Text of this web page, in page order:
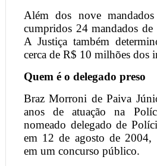
Além dos nove
cumpridos 24 mandados de
A Justiça também
cerca de R$ 10 milhões dos
Quem é o delegado preso
Braz Morroni de Paiva
anos de atuação na
nomeado delegado de
em 12 de agosto de 2004,
em um concurso público.